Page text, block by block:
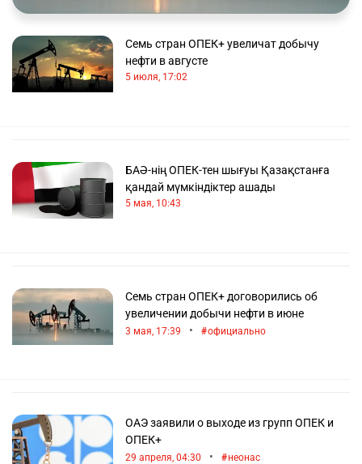
оценивают текущее состояние рынка, делают
совершенствования отрасли. Утверждается
перечень действий, предпринимаемых для
достижения общих целей. Ключевым фактором
для решения о сокращении или увеличении
Семь стран ОПЕК+ увеличат добычу
нефти в августе
5 июля, 17:02
БАӘ-нің ОПЕК-тен шығуы Қазақстанға
қандай мүмкіндіктер ашады
5 мая, 10:43
Семь стран ОПЕК+ договорились об
увеличении добычи нефти в июне
3 мая, 17:39 • официально
ОАЭ заявили о выходе из групп ОПЕК и
ОПЕК+
29 апреля, 04:30 • неонас